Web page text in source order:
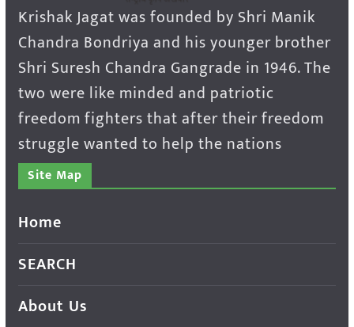
Krishak Jagat was founded by Shri Manik
Chandra Bondriya and his younger brother
Shri Suresh Chandra Gangrade in 1946. The
two were like minded and patriotic
freedom fighters that after their freedom
struggle wanted to help the nations
Site Map
Home
SEARCH
About Us